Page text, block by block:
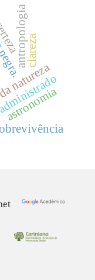
antropologia
astronomia
clareza